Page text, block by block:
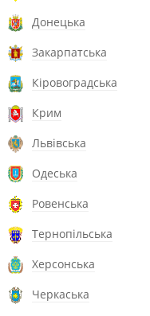
Донецька
Закарпатська
Кіровоградська
Крим
Львівська
Одеська
Ровенська
Тернопільська
Херсонська
Черкаська